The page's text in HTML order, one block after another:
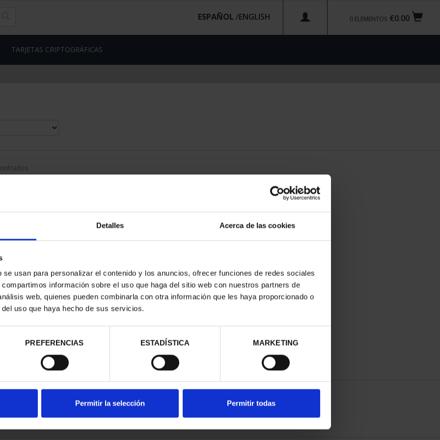
Detalles Acerca de las cookies
usan para personalizar el contenido y los anuncios, ofrecer funciones de redes sociales
información sobre el uso que haga del sitio web con nuestros partners de
web, quienes pueden combinarla con otra información que les haya proporcionado o
uso que haya hecho de sus servicios.
PREFERENCIAS ESTADÍSTICA MARKETING
Permitir la selección Permitir todas
€0.00
0 ELEMENTOS
ESPAÑOL /
TARJETAS CRIPTOGRÁFICAS
-